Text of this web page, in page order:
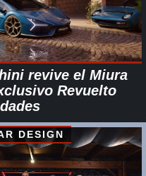
revive el Miura
Revuelto
DESIGN